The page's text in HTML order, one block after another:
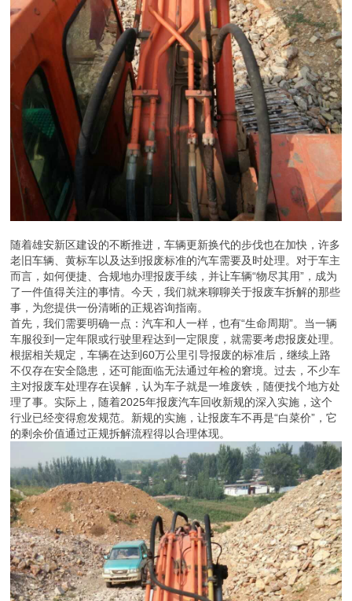
随着雄安新区建设的不断推进，车辆更新换代的步伐也在加快，许多
老旧车辆、黄标车以及达到报废标准的汽车需要及时处理。对于车主
而言，如何便捷、合规地办理报废手续，并让车辆“物尽其用”，成为
了一件值得关注的事情。今天，我们就来聊聊关于报废车拆解的那些
事，为您提供一份清晰的正规咨询指南。
首先，我们需要明确一点：汽车和人一样，也有“生命周期”。当一辆
车服役到一定年限或行驶里程达到一定限度，就需要考虑报废处理。
根据相关规定，车辆在达到60万公里引导报废的标准后，继续上路
不仅存在安全隐患，还可能面临无法通过年检的窘境。过去，不少车
主对报废车处理存在误解，认为车子就是一堆废铁，随便找个地方处
理了事。实际上，随着2025年报废汽车回收新规的深入实施，这个
行业已经变得愈发规范。新规的实施，让报废车不再是“白菜价”，它
的剩余价值通过正规拆解流程得以合理体现。